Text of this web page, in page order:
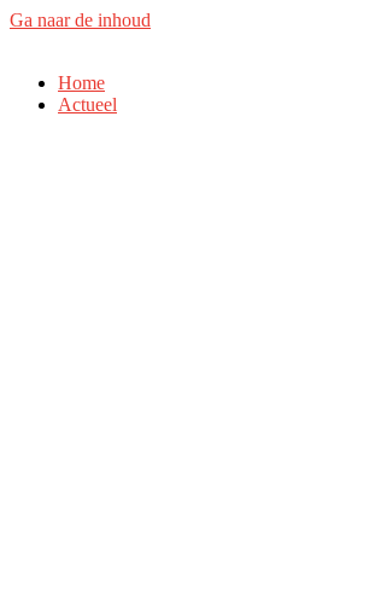
Ga naar de inhoud
Home
Actueel